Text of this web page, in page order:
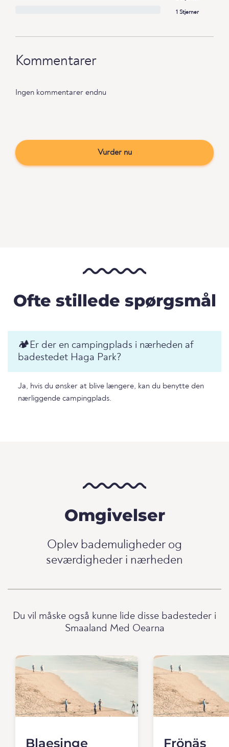
1 Stjerner
Kommentarer
Ingen kommentarer endnu
Vurder nu
Ofte stillede spørgsmål
🏕️️Er der en campingplads i nærheden af
badestedet Haga Park?
Ja, hvis du ønsker at blive længere, kan du benytte den
nærliggende campingplads.
Omgivelser
Oplev bademuligheder og
seværdigheder i nærheden
Du vil måske også kunne lide disse badesteder i
Smaaland Med Oearna
Blaesinge
Frönäs